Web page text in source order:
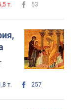
т. 53
т. 257